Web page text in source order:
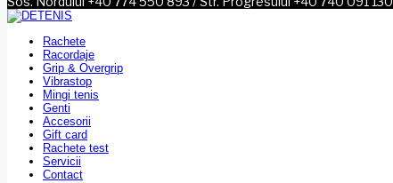
Rachete
Racordaje
Grip & Overgrip
Vibrastop
Mingi tenis
Genti
Accesorii
Gift card
Rachete test
Servicii
Contact